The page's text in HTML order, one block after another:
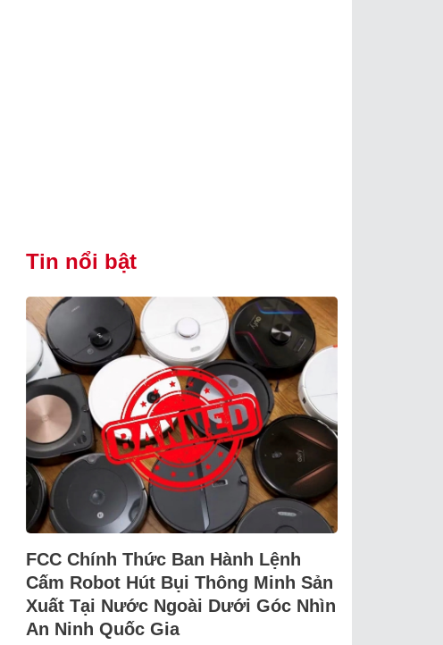
Tin nổi bật
FCC Chính Thức Ban Hành Lệnh
Cấm Robot Hút Bụi Thông Minh Sản
Xuất Tại Nước Ngoài Dưới Góc Nhìn
An Ninh Quốc Gia